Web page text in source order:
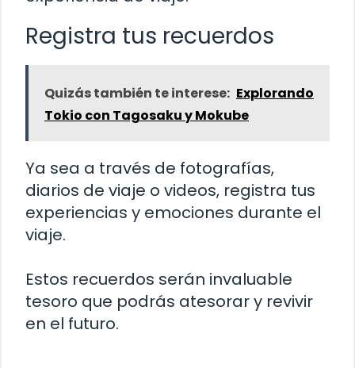
Registra tus recuerdos
Quizás también te interese: Explorando
Tokio con Tagosaku y Mokube
Ya sea a través de fotografías,
diarios de viaje o videos, registra tus
experiencias y emociones durante el
viaje.
Estos recuerdos serán invaluable
tesoro que podrás atesorar y revivir
en el futuro.